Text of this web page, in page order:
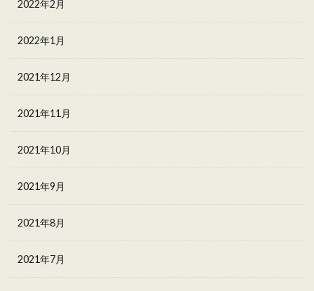
2022年2月
2022年1月
2021年12月
2021年11月
2021年10月
2021年9月
2021年8月
2021年7月